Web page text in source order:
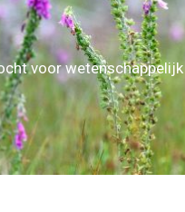
voor